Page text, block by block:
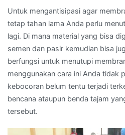
Untuk mengantisipasi agar
tetap tahan lama Anda perlu
lagi. Di mana material yang bisa
semen dan pasir kemudian bisa
berfungsi untuk menutupi
menggunakan cara ini Anda tidak
kebocoran belum tentu terjadi
bencana ataupun benda tajam
tersebut.